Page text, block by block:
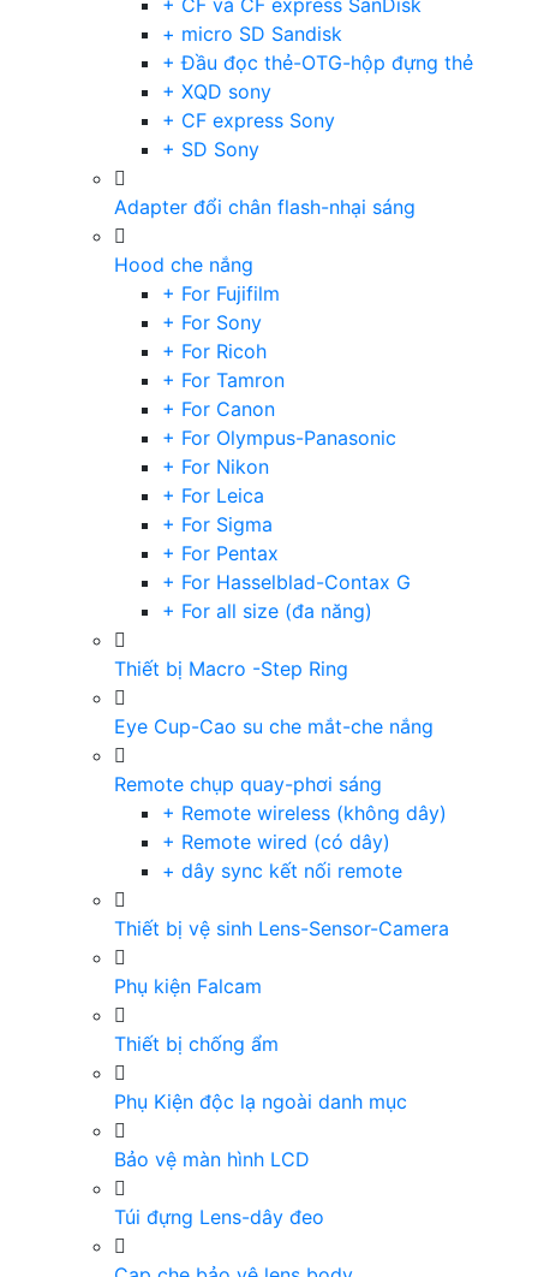
+ CF và CF express SanDisk
+ micro SD Sandisk
+ Đầu đọc thẻ-OTG-hộp đựng thẻ
+ XQD sony
+ CF express Sony
+ SD Sony
Adapter đổi chân flash-nhại sáng
Hood che nắng
+ For Fujifilm
+ For Sony
+ For Ricoh
+ For Tamron
+ For Canon
+ For Olympus-Panasonic
+ For Nikon
+ For Leica
+ For Sigma
+ For Pentax
+ For Hasselblad-Contax G
+ For all size (đa năng)
Thiết bị Macro -Step Ring
Eye Cup-Cao su che mắt-che nắng
Remote chụp quay-phơi sáng
+ Remote wireless (không dây)
+ Remote wired (có dây)
+ dây sync kết nối remote
Thiết bị vệ sinh Lens-Sensor-Camera
Phụ kiện Falcam
Thiết bị chống ẩm
Phụ Kiện độc lạ ngoài danh mục
Bảo vệ màn hình LCD
Túi đựng Lens-dây đeo